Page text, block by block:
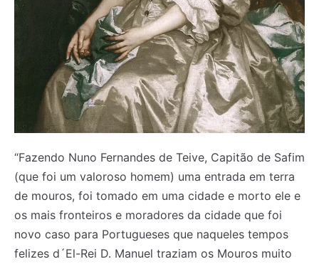
“Fazendo Nuno Fernandes de Teive, Capitão de Safim
(que foi um valoroso homem) uma entrada em terra
de mouros, foi tomado em uma cidade e morto ele e
os mais fronteiros e moradores da cidade que foi
novo caso para Portugueses que naqueles tempos
felizes d´El-Rei D. Manuel traziam os Mouros muito